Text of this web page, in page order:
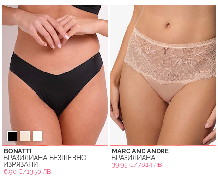
BONATTI
БРАЗИЛИАНА БЕЗШЕВНО
ИЗРЯЗАНИ
6.90 €/13.50 ЛВ.
MARC AND ANDRE
БРАЗИЛИАНА
39.95 €/78.14 ЛВ.